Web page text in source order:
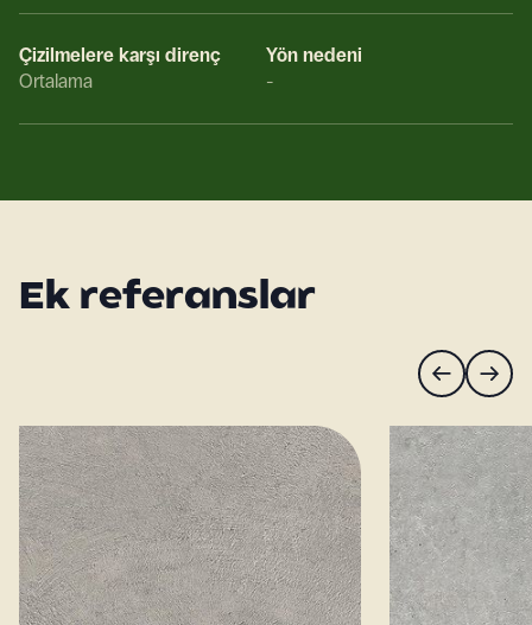
Çizilmelere karşı direnç
Ortalama
Yön nedeni
-
Ek referanslar